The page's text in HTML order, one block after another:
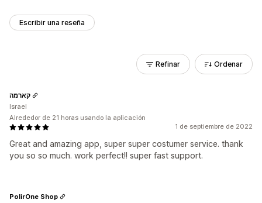
Escribir una reseña
Refinar Ordenar
1 de septiembre de 2022
Great and amazing app, super super costumer service. thank
you so so much. work perfect!! super fast support.
קארמה
Israel
Alrededor de 21 horas usando la aplicación
PolirOne Shop